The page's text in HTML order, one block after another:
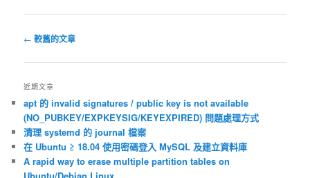
文
導
← 較舊的文章
近期文章
apt 的 invalid signatures / public key is not available
(NO_PUBKEY/EXPKEYSIG/KEYEXPIRED) 問題處理方式
清理 systemd 的 journal 檔案
在 Ubuntu ≥ 18.04 使用密碼登入 MySQL 及建立資料庫
A rapid way to erase multiple partition tables on